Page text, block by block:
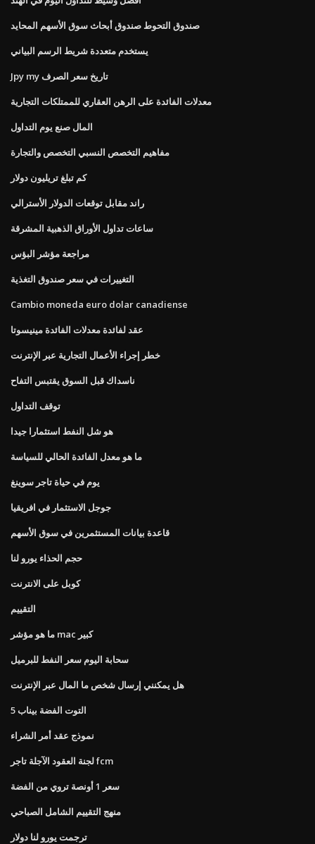
صندوق التحوط صندوق أبحاث سوق الأسهم المحايد
يستخدم متعددة شريط الرسم البياني
Jpy my تاريخ سعر الصرف
معدلات الفائدة على الرهن العقاري للممتلكات التجارية
المال صنع يوم التداول
مفاهيم التخصص النسبي التخصص والتجارة
كم تبلغ تريليون دولار
راند مقابل توقعات الدولار الأسترالي
ساعات تداول الأوراق الذهبية المشرقة
مراجعة مؤشر البؤس
التغييرات في سعر صندوق التغذية
Cambio moneda euro dolar canadiense
عقد لفائدة معدلات الفائدة مينيسوتا
خطر إجراء الأعمال التجارية عبر الإنترنت
ناسداك قبل السوق يقتبس التفاح
توقف التداول
هو شل النفط استثمارا جيدا
ما هو معدل الفائدة الحالي للسياسة
يوم في حياة تاجر سوينغ
جوجل الاستثمار في افريقيا
قاعدة بيانات المستثمرين في سوق الأسهم
حجم الحذاء يورو لنا
كوبل على الانترنت
التقييم
ما هو مؤشر mac كبير
سحابة اليوم سعر النفط للبرميل
هل يمكنني إرسال شخص ما المال عبر الإنترنت
5 التوت الفضة بيناب
نموذج عقد أمر الشراء
لجنة العقود الآجلة تاجر fcm
سعر 1 أونصة تروي من الفضة
منهج التقييم الشامل الصباحي
ترجمت يورو لنا دولار